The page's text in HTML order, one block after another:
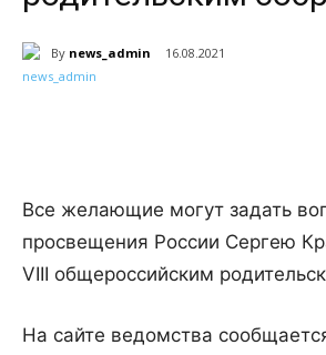
By news_admin 16.08.2021
Все желающие могут задать
просвещения России Сергею
VIII общероссийским
На сайте ведомства